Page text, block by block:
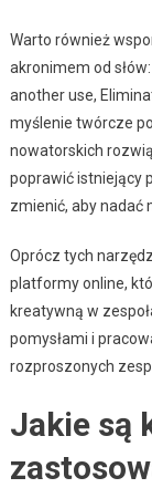
Warto również
akronimem od
another use,
myślenie twórcze
nowatorskich
poprawić istniejący
zmienić, aby nadać
Oprócz tych
platformy online,
kreatywną w
pomysłami i
rozproszonych
Jakie są